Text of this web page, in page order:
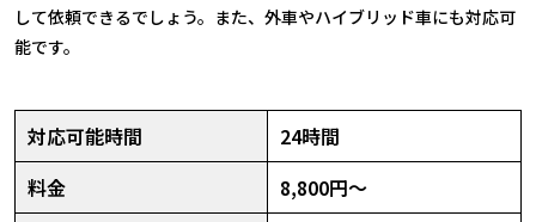
して依頼できるでしょう。また、外車やハイブリッド車にも対応可
能です。
対応可能時間
24時間
料金
8,800円～